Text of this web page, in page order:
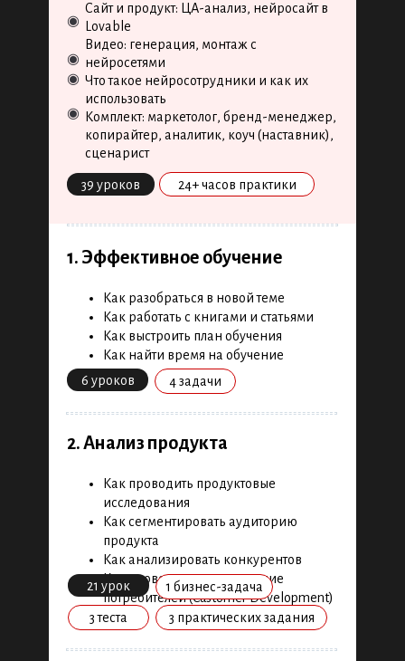
Сайт и продукт: ЦА-анализ, нейросайт в
Lovable
Видео: генерация, монтаж с
нейросетями
Что такое нейросотрудники и как их
использовать
Комплект: маркетолог, бренд-менеджер,
копирайтер, аналитик, коуч (наставник),
сценарист
◉
◉
◉
◉
39 уроков 24+ часов практики
Как проводить продуктовые
исследования
Как сегментировать аудиторию
продукта
Как анализировать конкурентов
Как проводить исследование
потребителей (Customer Development)
2. Анализ продукта
21 урок 1 бизнес-задача
3 теста 3 практических задания
Как разобраться в новой теме
Как работать с книгами и статьями
Как выстроить план обучения
Как найти время на обучение
1. Эффективное обучение
6 уроков 4 задачи
Новости и обзор
Подготовительный блок
Product management и исследования
Программа обучения